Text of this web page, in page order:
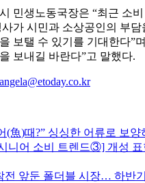
민생노동국장은 “최근 소
가 시민과 소상공인의 부
보탤 수 있기를 기대한다”
보내길 바란다”고 말했다.
angela@etoday.co.kr
(魚)때?” 싱싱한 어류로 보
니어 소비 트렌드③] 개성 표
전 앞둔 폴더블 시장… 하반